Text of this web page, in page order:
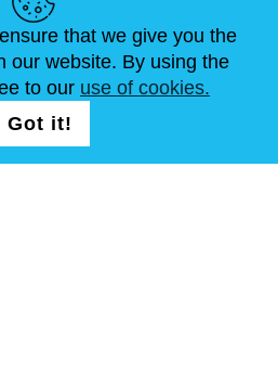
NOUS CONTACTER
that we give you the
our website. By using the
to our use of cookies.
Got it!